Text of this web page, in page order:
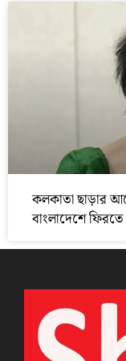
কলকাতা ছাড়ার
বাংলাদেশে ফিরতে